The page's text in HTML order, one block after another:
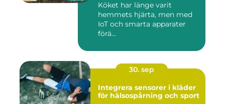
Köket har länge varit
hemmets hjärta, men med
IoT och smarta apparater
förä...
30. sep
Integrera sensorer i kläder
för hälsospårning och sport